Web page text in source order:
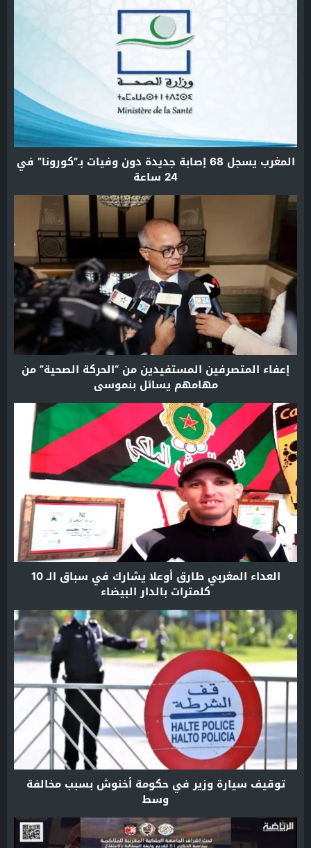
المغرب يسجل 68 إصابة جديدة دون وفيات بـ”كورونا” في
24 ساعة
إعفاء المتصرفين المستفيدين من “الحركة الصحية” من
مهامهم يسائل بنموسى
العداء المغربي طارق أوعلا يشارك في سباق الـ 10
كلمترات بالدار البيضاء
توقيف سيارة وزير في حكومة أخنوش بسبب مخالفة
وسط